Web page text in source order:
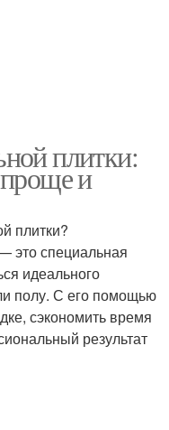
плитки:
проще и
плитки?
это специальная
идеального
полу. С его помощью
сэкономить время
результат